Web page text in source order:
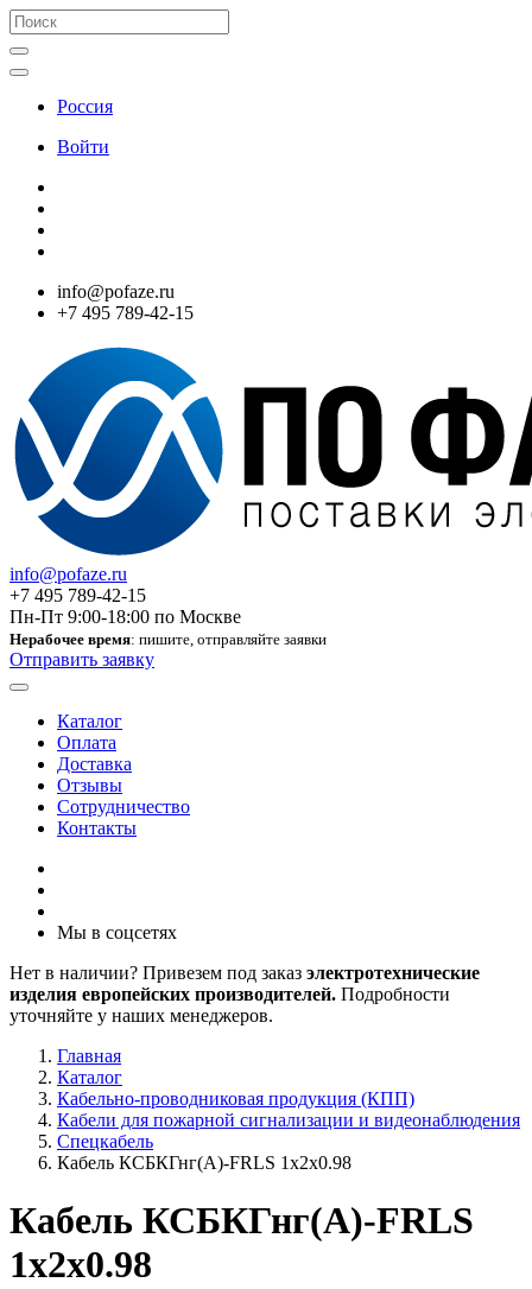
Россия
Войти
info@pofaze.ru
+7 495 789-42-15
info@pofaze.ru
+7 495 789-42-15
Пн-Пт 9:00-18:00 по Москве
Нерабочее время: пишите, отправляйте заявки
Отправить заявку
Каталог
Оплата
Доставка
Отзывы
Сотрудничество
Контакты
Мы в соцсетях
Нет в наличии? Привезем под заказ электротехнические
изделия европейских производителей. Подробности
уточняйте у наших менеджеров.
Главная
Каталог
Кабельно-проводниковая продукция (КПП)
Кабели для пожарной сигнализации и видеонаблюдения
Спецкабель
Кабель КСБКГнг(А)-FRLS 1х2х0.98
Кабель КСБКГнг(А)-FRLS
1х2х0.98